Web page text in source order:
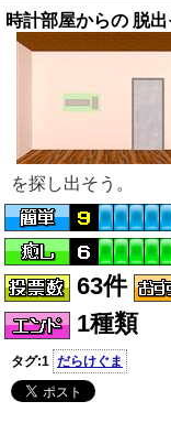
時計部屋からの 脱
を探し出そう。
63件
1種類
タグ:1 だらけぐま